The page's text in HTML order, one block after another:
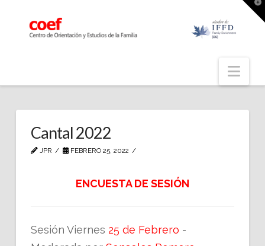
Cantal 2022
JPR FEBRERO 25, 2022
ENCUESTA DE SESIÓN
Sesión Viernes 25 de Febrero -